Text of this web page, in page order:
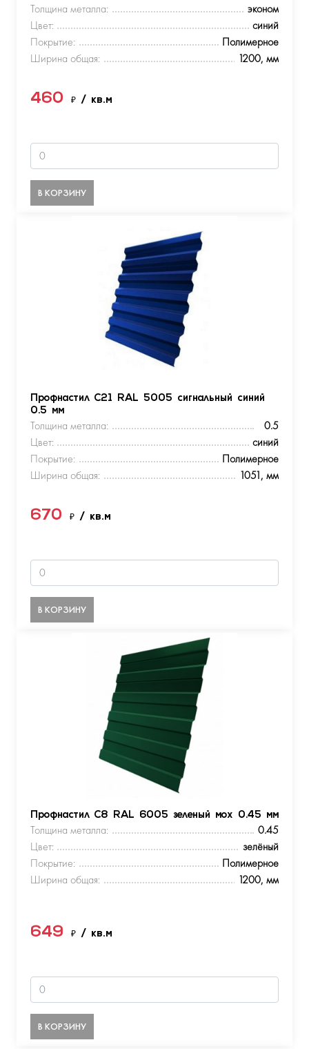
Толщина металла:
эконом
Цвет:
синий
Покрытие:
Полимерное
Ширина общая:
1200, мм
460 ₽ / кв.м
В КОРЗИНУ
Профнастил С21 RAL 5005 сигнальный синий
0.5 мм
Толщина металла:
0.5
Цвет:
синий
Покрытие:
Полимерное
Ширина общая:
1051, мм
670 ₽ / кв.м
В КОРЗИНУ
Профнастил С8 RAL 6005 зеленый мох 0.45 мм
Толщина металла:
0.45
Цвет:
зелёный
Покрытие:
Полимерное
Ширина общая:
1200, мм
649 ₽ / кв.м
В КОРЗИНУ